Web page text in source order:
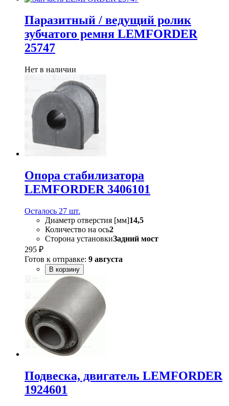
Паразитный / ведущий ролик
зубчатого ремня LEMFORDER
25747
Нет в наличии
Опора стабилизатора
LEMFORDER 3406101
Осталось 27 шт.
Диаметр отверстия [мм]14,5
Количество на ось2
Сторона установкиЗадний мост
295 ₽
Готов к отправке: 9 августа
В корзину
Подвеска, двигатель LEMFORDER
1924601